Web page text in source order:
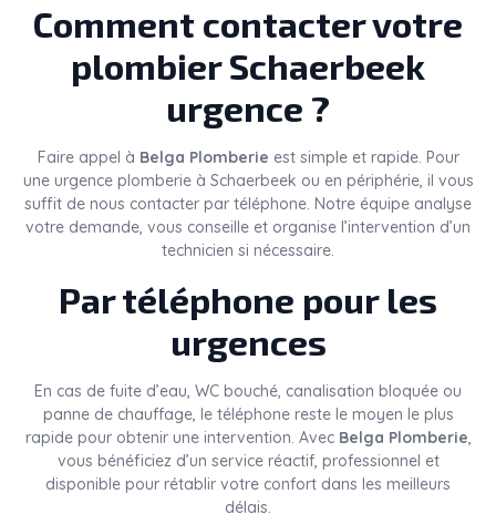
Comment contacter votre
plombier Schaerbeek
urgence ?
Faire appel à Belga Plomberie est simple et rapide. Pour
une urgence plomberie à Schaerbeek ou en périphérie, il vous
suffit de nous contacter par téléphone. Notre équipe analyse
votre demande, vous conseille et organise l’intervention d’un
technicien si nécessaire.
Par téléphone pour les
urgences
En cas de fuite d’eau, WC bouché, canalisation bloquée ou
panne de chauffage, le téléphone reste le moyen le plus
rapide pour obtenir une intervention. Avec Belga Plomberie,
vous bénéficiez d’un service réactif, professionnel et
disponible pour rétablir votre confort dans les meilleurs
délais.